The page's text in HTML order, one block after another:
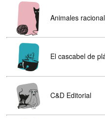
Animales
El cascabel de
C&D Editorial